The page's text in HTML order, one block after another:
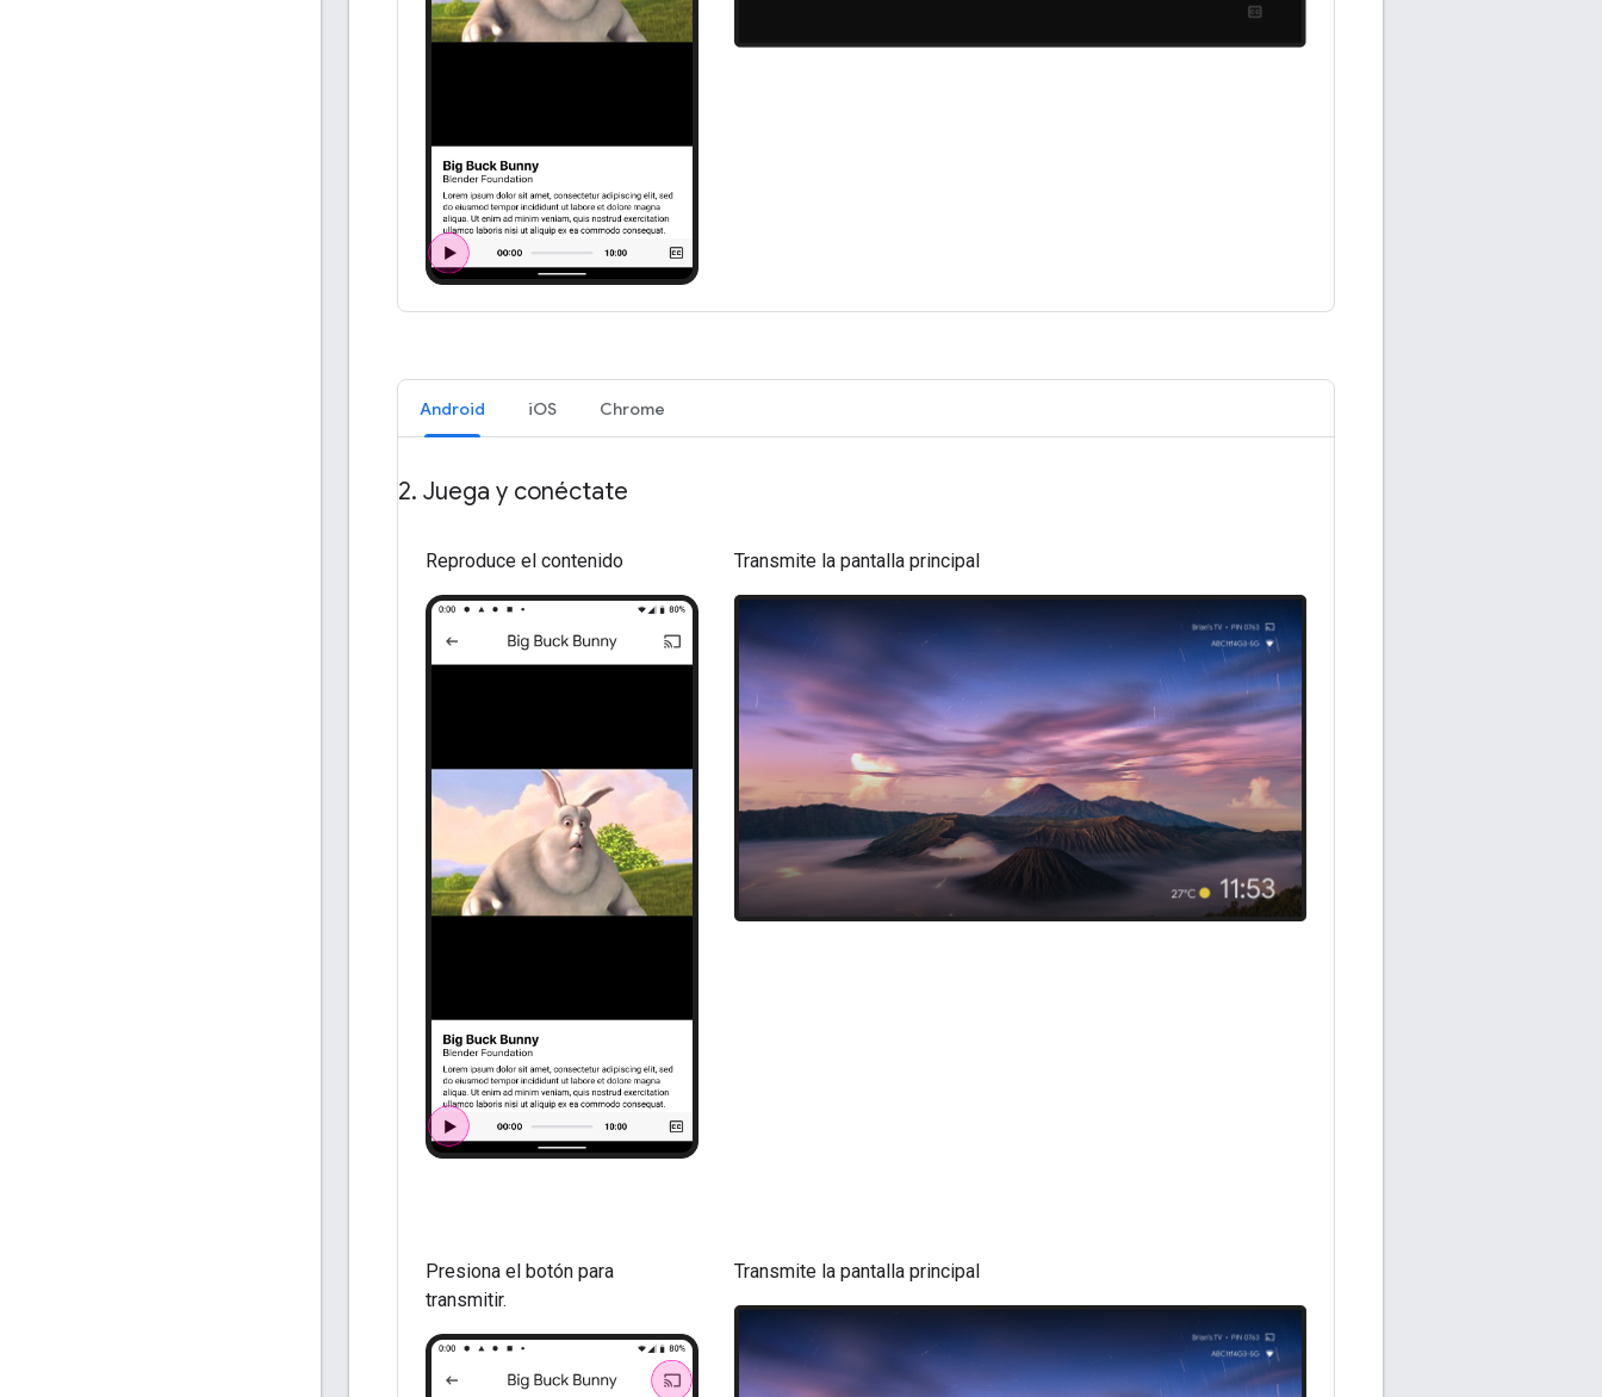
Android iOS Chrome
2. Juega y conéctate
Reproduce el contenido Transmite la pantalla principal
Presiona el botón para
transmitir.
Transmite la pantalla principal